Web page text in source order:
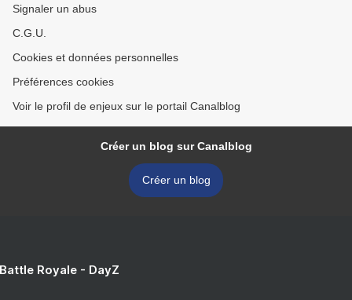
Signaler un abus
C.G.U.
Cookies et données personnelles
Préférences cookies
Voir le profil de enjeux sur le portail Canalblog
Créer un blog sur Canalblog
Créer un blog
Royale - DayZ